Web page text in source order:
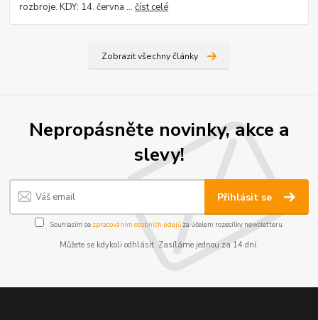
rozbroje. KDY: 14. června ...číst celé
Zobrazit všechny články
Nepropásněte novinky, akce a
slevy!
Přihlásit se
Souhlasím se zpracováním osobních údajůza účelem rozesílky newsletteru.
Můžete se kdykoli odhlásit. Zasíláme jednou za 14 dní.